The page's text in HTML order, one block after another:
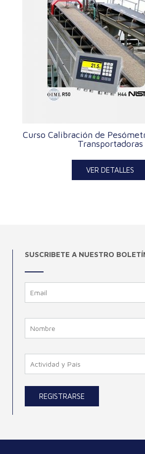
Curso Calibración de
Transportadoras
VER DETALLES
SUSCRIBETE A NUESTRO